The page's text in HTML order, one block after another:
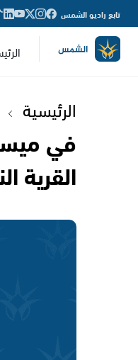
تابع راديو الشمس
الرئيسية
في
القرية